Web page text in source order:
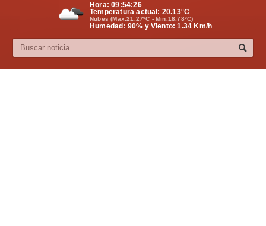
Cultura
Hora:09:54:27
Temperatura actual: 20.13°C
Nubes (Max.21.27ºC - Min.18.78ºC)
Humedad: 90% y Viento: 1.34 Km/h